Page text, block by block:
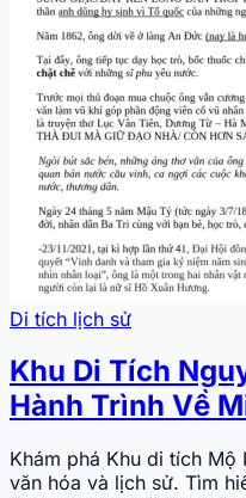
Di tích lịch sử
Khu Di Tích
Hành Trình Về
Khám phá Khu di tích
văn hóa và lịch sử. Tìm